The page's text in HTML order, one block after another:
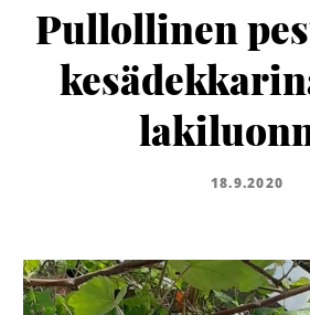
Pullollinen
18.9.2020